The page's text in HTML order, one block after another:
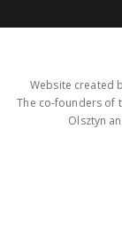
Website created
The co-founders of
Olsztyn